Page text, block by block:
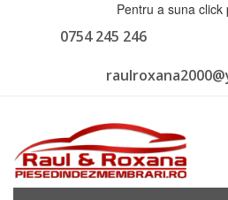
Pentru a suna click
0754 245 246